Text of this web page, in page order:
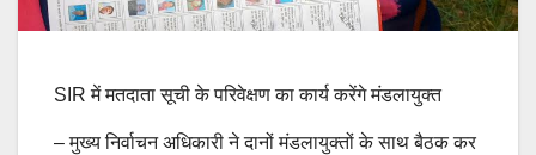
SIR में मतदाता सूची के परिवेक्षण का कार्य करेंगे मंडलायुक्त
– मुख्य निर्वाचन अधिकारी ने दानों मंडलायुक्तों के साथ बैठक कर